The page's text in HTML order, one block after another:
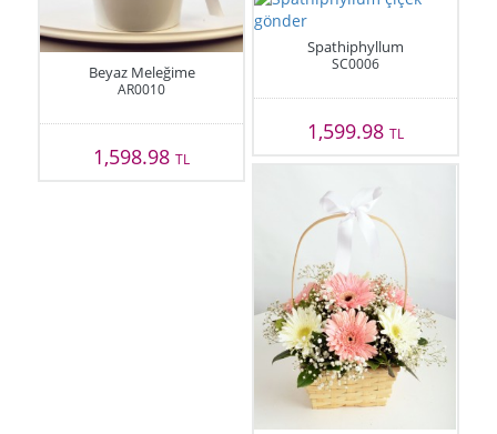
Beyaz Meleğime
AR0010
1,598.98TL
Spathiphyllum
SC0006
1,599.98 TL